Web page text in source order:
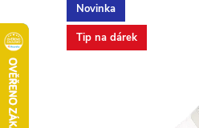
Novinka
Tip na dárek